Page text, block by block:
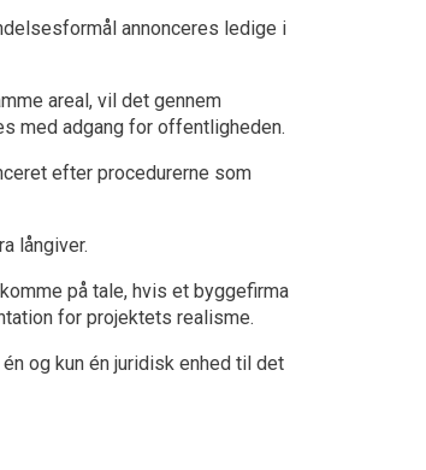
annonceres ledige i
areal, vil det gennem
med adgang for offentligheden.
efter procedurerne som
långiver.
på tale, hvis et byggefirma
for projektets realisme.
og kun én juridisk enhed til det